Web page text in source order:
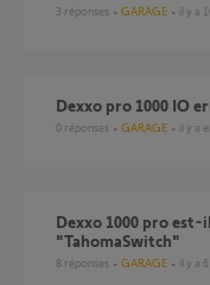
3 réponses GARAGE il y a
Dexxo pro 1000 IO
0 réponses GARAGE il y a
dexxo 1000 pro est-il compatible "HomeKit" ou
"TahomaSwitch"
8 réponses GARAGE il y a